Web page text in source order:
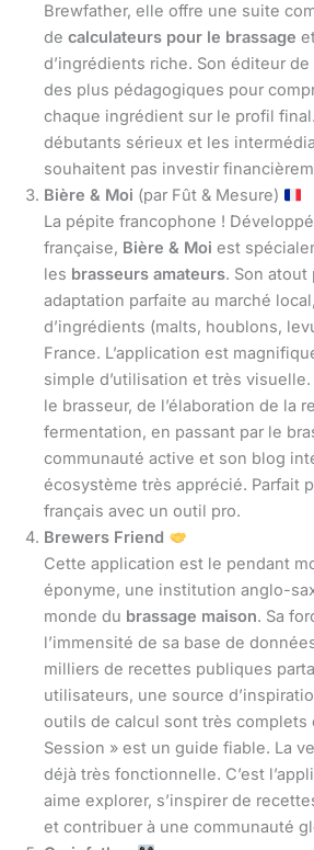
Brewfather, elle offre une suite
de calculateurs pour le brassage
d’ingrédients riche. Son éditeur de
des plus pédagogiques pour
chaque ingrédient sur le profil
débutants sérieux et les
souhaitent pas investir
Bière & Moi (par Fût & Mesure)
La pépite francophone !
française, Bière & Moi est
les brasseurs amateurs. Son
adaptation parfaite au marché
d’ingrédients (malts, houblons,
France. L’application est
simple d’utilisation et très
le brasseur, de l’élaboration de la
fermentation, en passant par le
communauté active et son blog
écosystème très apprécié. Parfait
français avec un outil pro.
Brewers Friend
Cette application est le pendant
éponyme, une institution anglo-
monde du brassage maison. Sa
l’immensité de sa base de
milliers de recettes publiques
utilisateurs, une source
outils de calcul sont très complets
Session » est un guide fiable. La
déjà très fonctionnelle. C’est
aime explorer, s’inspirer de
et contribuer à une communauté